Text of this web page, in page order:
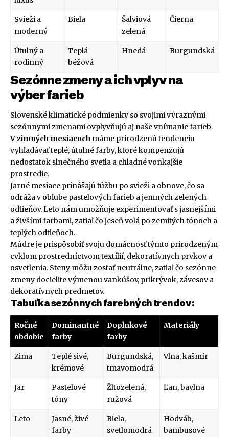
Svieži a
moderný
Biela
Šalviová
zelená
Čierna
Útulný a
rodinný
Teplá
béžová
Hnedá Burgundská
Sezónne zmeny a ich vplyv na
výber farieb
Slovenské klimatické podmienky so svojimi výraznými
sezónnymi zmenami ovplyvňujú aj naše vnímanie farieb.
V zimných mesiacoch máme prirodzenú tendenciu
vyhľadávať teplé, útulné farby, ktoré kompenzujú
nedostatok slnečného svetla a chladné vonkajšie
prostredie.
Jarné mesiace prinášajú túžbu po svieži a obnove, čo sa
odráža v obľube pastelových farieb a jemných zelených
odtieňov. Leto nám umožňuje experimentovať s jasnejšími
a živšími farbami, zatiaľ čo jeseň volá po zemitých tónoch a
teplých odtieňoch.
Múdre je prispôsobiť svoju domácnosť týmto prirodzeným
cyklom prostredníctvom textílií, dekoratívnych prvkov a
osvetlenia. Steny môžu zostať neutrálne, zatiaľ čo sezónne
zmeny docielite výmenou vankúšov, prikrývok, závesov a
dekoratívnych predmetov.
Tabuľka sezónnych farebných trendov:
Ročné
obdobie
Dominantné
farby
Doplnkové
farby
Materiály
Zima
Teplé sivé,
krémové
Burgundská,
tmavomodrá
Vlna, kašmír
Jar
Pastelové
tóny
Žltozelená,
ružová
Ľan, bavlna
Leto
Jasné, živé
farby
Biela,
svetlomodrá
Hodváb,
bambusové